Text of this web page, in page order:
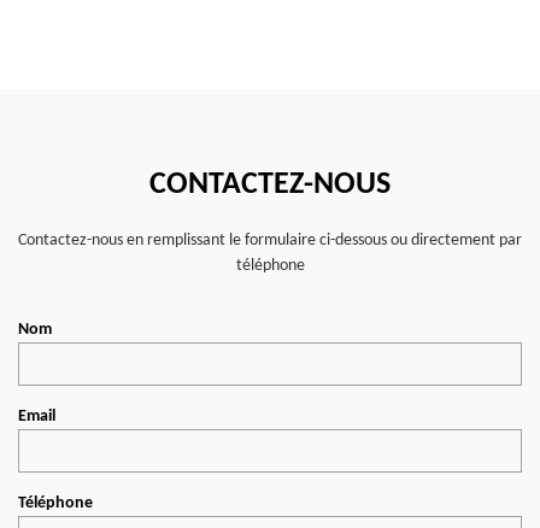
CONTACTEZ-NOUS
Contactez-nous en remplissant le formulaire ci-dessous ou directement par
téléphone
Nom
Email
Téléphone